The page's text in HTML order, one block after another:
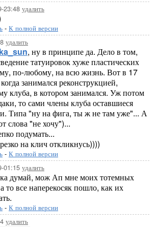
23:48 удалить
- К полной версии
удалить
, ну в принципе да. Дело в том,
татуировок хуже пластических
по-любому, на всю жизнь. Вот в 17
занимался реконструкцией,
клуба, в котором занимался. Уж потом
то сами члены клуба оставшиеся
Типа "ну на фига, ты ж не там уже"... А
слова "не хочу")...
подумать...
на клич откликнусь))))
- К полной версии
01:15 удалить
думай, мож Ап мне моих тотемных
то все наперекосяк пошло, как их
- К полной версии
удалить